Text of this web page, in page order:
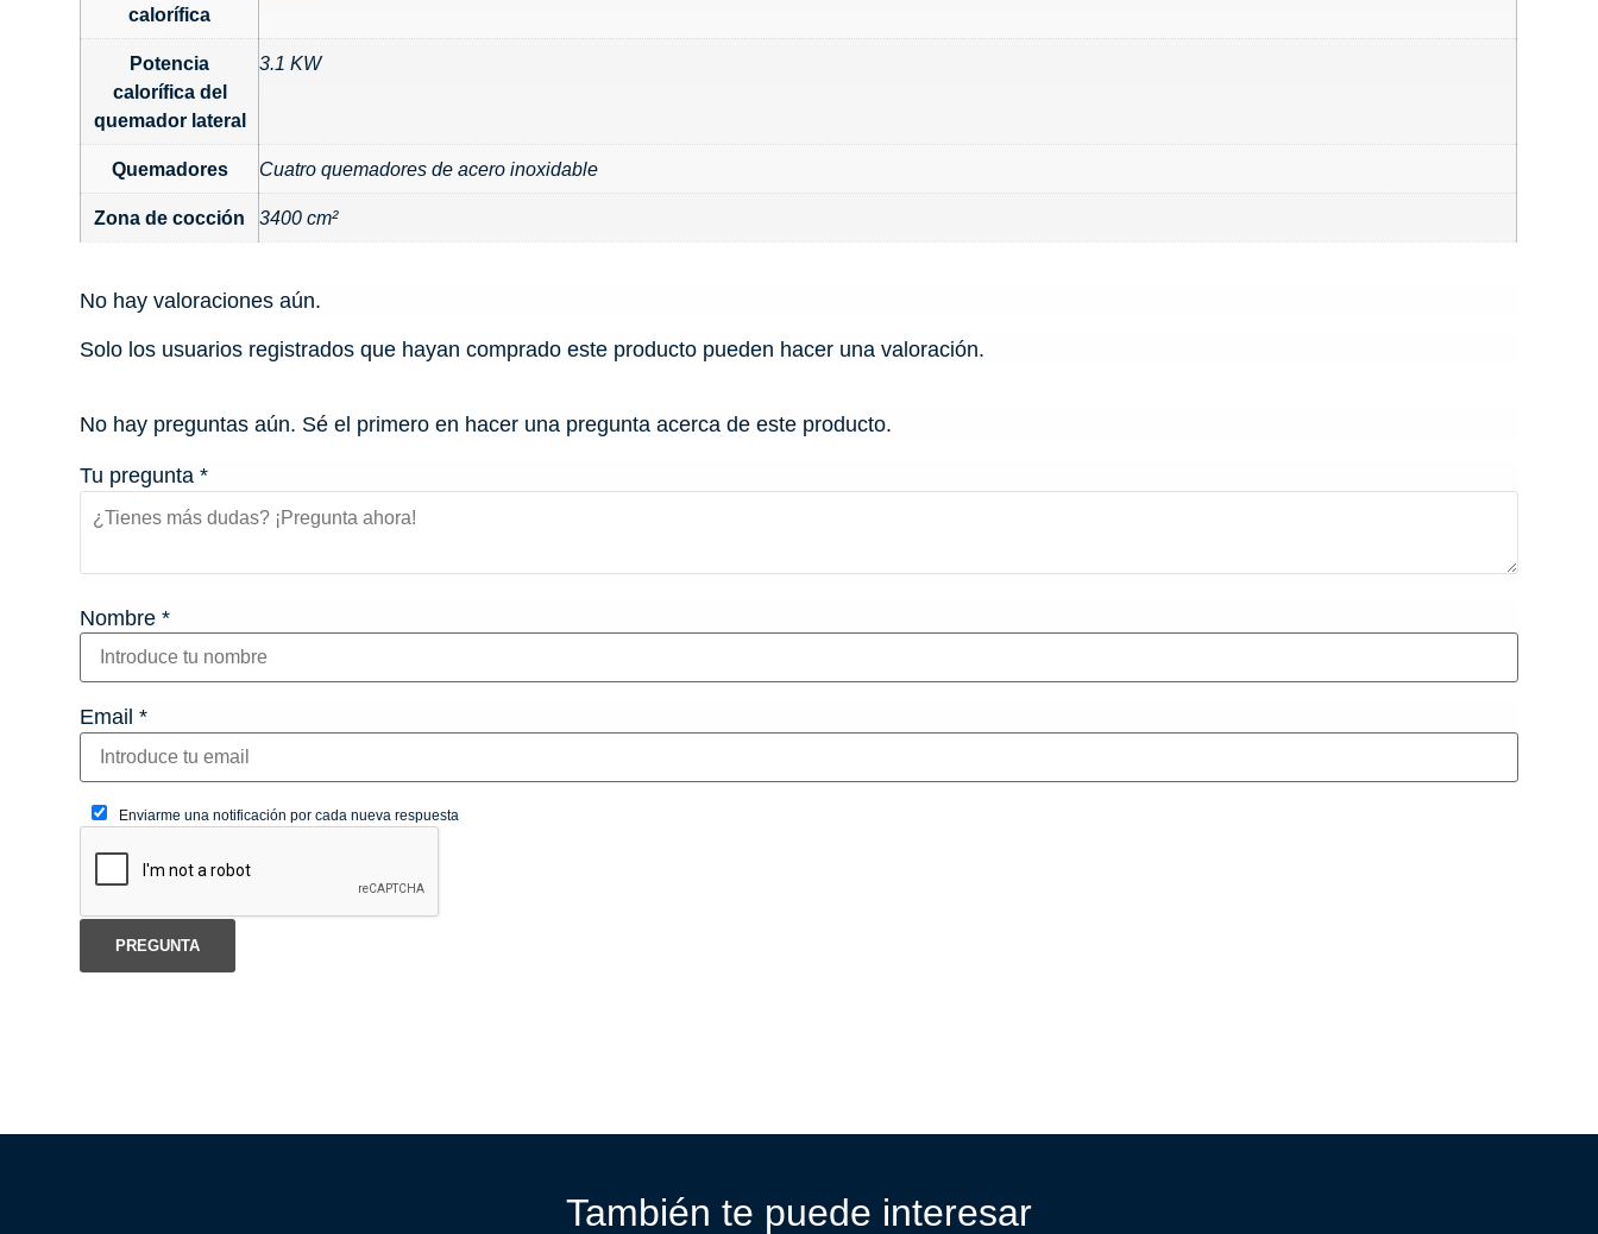
calorífica
Potencia
calorífica del
quemador lateral
3.1 KW
Quemadores Cuatro quemadores de acero inoxidable
Zona de cocción 3400 cm²
No hay valoraciones aún.
Solo los usuarios registrados que hayan comprado este producto pueden hacer una valoración.
No hay preguntas aún. Sé el primero en hacer una pregunta acerca de este producto.
Tu pregunta*
Nombre*
Email*
Enviarme una notificación por cada nueva respuesta
También te puede interesar